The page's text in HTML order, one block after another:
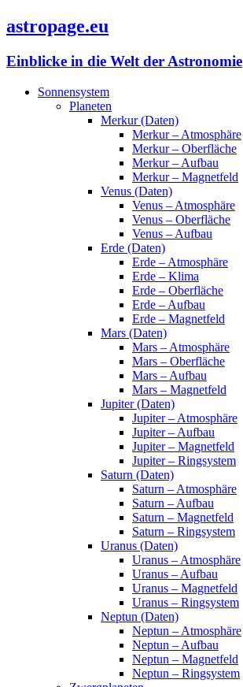
astropage.eu
Einblicke in die Welt der Astronomie
Sonnensystem
Planeten
Merkur (Daten)
Merkur – Atmosphäre
Merkur – Oberfläche
Merkur – Aufbau
Merkur – Magnetfeld
Venus (Daten)
Venus – Atmosphäre
Venus – Oberfläche
Venus – Aufbau
Erde (Daten)
Erde – Atmosphäre
Erde – Klima
Erde – Oberfläche
Erde – Aufbau
Erde – Magnetfeld
Mars (Daten)
Mars – Atmosphäre
Mars – Oberfläche
Mars – Aufbau
Mars – Magnetfeld
Jupiter (Daten)
Jupiter – Atmosphäre
Jupiter – Aufbau
Jupiter – Magnetfeld
Jupiter – Ringsystem
Saturn (Daten)
Saturn – Atmosphäre
Saturn – Aufbau
Saturn – Magnetfeld
Saturn – Ringsystem
Uranus (Daten)
Uranus – Atmosphäre
Uranus – Aufbau
Uranus – Magnetfeld
Uranus – Ringsystem
Neptun (Daten)
Neptun – Atmosphäre
Neptun – Aufbau
Neptun – Magnetfeld
Neptun – Ringsystem